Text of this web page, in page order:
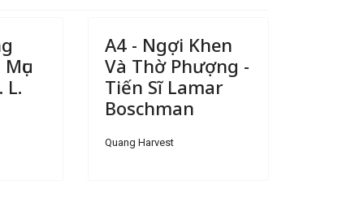
L.
A4 - Ngợi Khen
Và Thờ Phượng -
Tiến Sĩ Lamar
Boschman
Quang Harvest